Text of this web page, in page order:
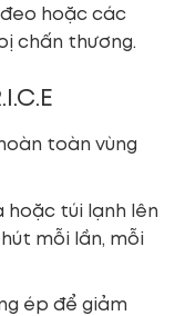
hoặc các
chấn thương.
toàn vùng
hoặc túi lạnh lên
mỗi lần, mỗi
ép để giảm